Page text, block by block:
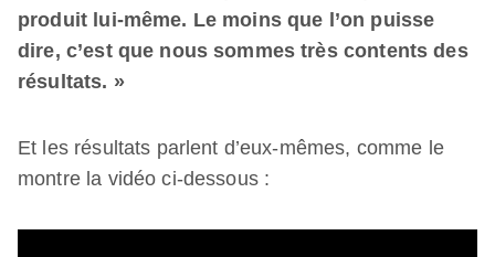
produit lui-même. Le moins que l’on puisse
dire, c’est que nous sommes très contents des
résultats. »
Et les résultats parlent d’eux-mêmes, comme le
montre la vidéo ci-dessous :